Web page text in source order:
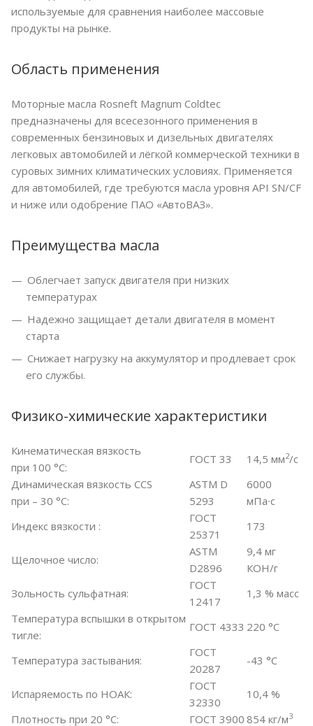
используемые для сравнения наиболее массовые
продукты на рынке.
Область применения
Моторные масла Rosneft Magnum Coldtec
предназначены для всесезонного применения в
современных бензиновых и дизельных двигателях
легковых автомобилей и лёгкой коммерческой техники в
суровых зимних климатических условиях. Применяется
для автомобилей, где требуются масла уровня API SN/CF
и ниже или одобрение ПАО «АвтоВАЗ».
Преимущества масла
Облегчает запуск двигателя при низких
температурах
Надежно защищает детали двигателя в момент
старта
Снижает нагрузку на аккумулятор и продлевает срок
его службы.
Физико-химические характеристики
Кинематическая вязкость
при 100 °С:
ГОСТ 33 14,5 мм2/с
Динамическая вязкость CCS
при – 30 °С:
ASTM D
5293
6000
мПа∙с
Индекс вязкости :
ГОСТ
25371
173
Щелочное число:
ASTM
D2896
9,4 мг
КОН/г
Зольность сульфатная:
ГОСТ
12417
1,3 % масс
Температура вспышки в открытом
тигле:
ГОСТ 4333 220 °С
Температура застывания:
ГОСТ
20287
-43 °С
Испаряемость по НОАК:
ГОСТ
32330
10,4 %
Плотность при 20 °С:
ГОСТ 3900 854 кг/м3